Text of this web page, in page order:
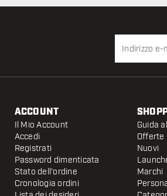
ACCOUNT
Il Mio Account
Accedi
Registrati
Password dimenticata
Stato dell'ordine
Cronologia ordini
Guida
Offerte
Nuovi
Marchi